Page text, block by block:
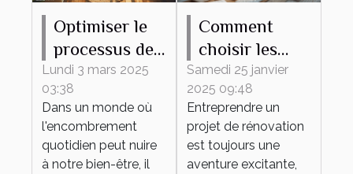
Optimiser le
processus de
débarras pour
un espace
épuré et
fonctionnel
Lundi 3 mars 2025
03:38
Dans un monde où
l'encombrement
quotidien peut nuire
à notre bien-être, il
Comment
choisir les
meilleurs
matériaux
pour votre
projet de
rénovation
Samedi 25 janvier
2025 09:48
Entreprendre un
projet de rénovation
est toujours une
aventure excitante,